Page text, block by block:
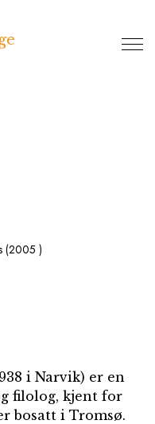
(2005 )
i Narvik) er en
filolog, kjent for
bosatt i Tromsø.